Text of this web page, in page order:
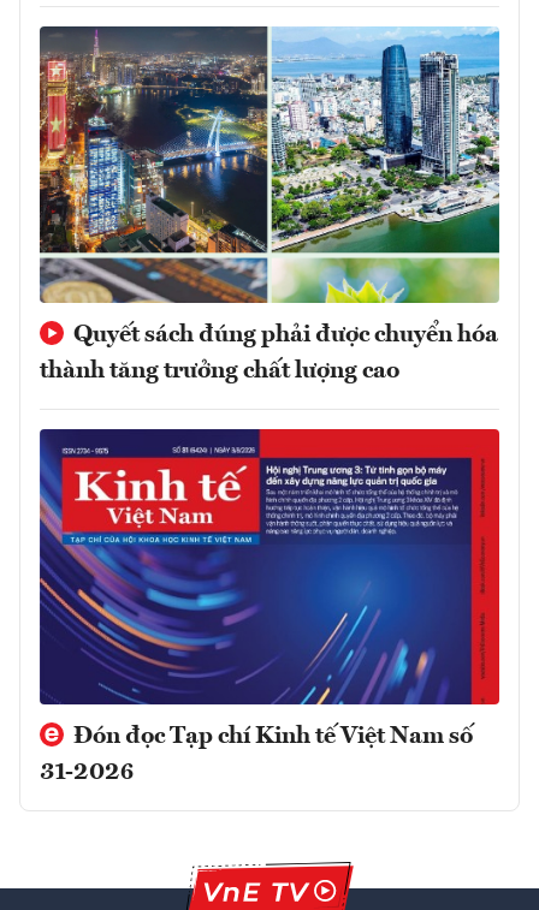
Quyết sách đúng phải được chuyển hóa
thành tăng trưởng chất lượng cao
Đón đọc Tạp chí Kinh tế Việt Nam số
31-2026